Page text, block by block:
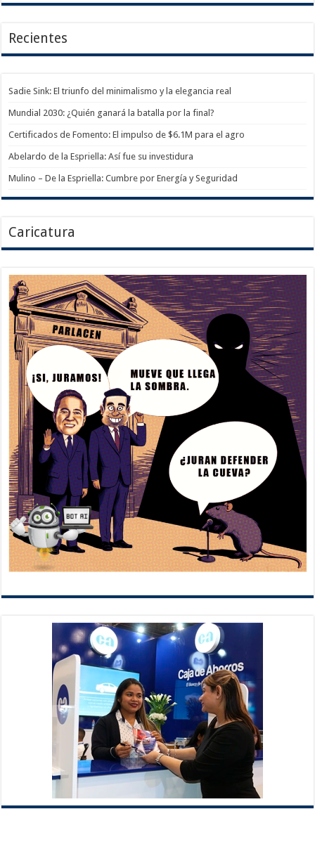
Recientes
Sadie Sink: El triunfo del minimalismo y la elegancia real
Mundial 2030: ¿Quién ganará la batalla por la final?
Certificados de Fomento: El impulso de $6.1M para el agro
Abelardo de la Espriella: Así fue su investidura
Mulino – De la Espriella: Cumbre por Energía y Seguridad
Caricatura